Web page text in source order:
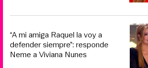
“A mi amiga Raquel la voy a
defender siempre”: responde
Neme a Viviana Nunes